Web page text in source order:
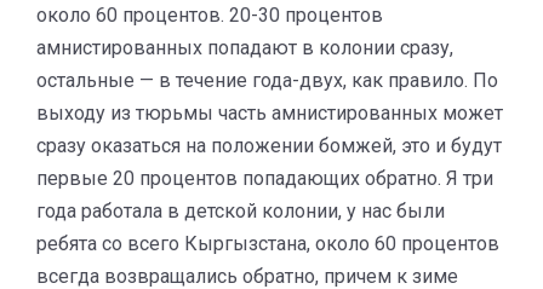
около 60 процентов. 20-30 процентов
амнистированных попадают в колонии сразу,
остальные — в течение года-двух, как правило. По
выходу из тюрьмы часть амнистированных может
сразу оказаться на положении бомжей, это и будут
первые 20 процентов попадающих обратно. Я три
года работала в детской колонии, у нас были
ребята со всего Кыргызстана, около 60 процентов
всегда возвращались обратно, причем к зиме